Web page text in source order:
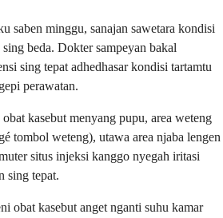
saben minggu, sanajan sawetara kondisi
beda. Dokter sampeyan bakal
sing tepat adhedhasar kondisi tartamtu
perawatan.
kasebut menyang pupu, area weteng
tombol weteng), utawa area njaba lengen
situs injeksi kanggo nyegah iritasi
sing tepat.
obat kasebut anget nganti suhu kamar